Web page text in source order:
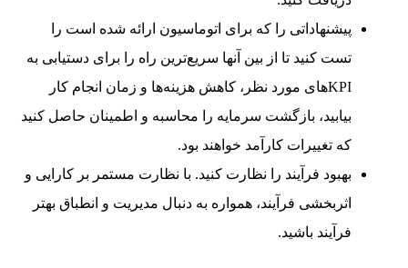
پیشنهاداتی را که برای اتوماسیون ارائه شده است را
تست کنید تا از بین آنها سریع‌ترین راه را برای دستیابی به
KPIهای مورد نظر، کاهش هزینه‌ها و زمان انجام کار
بیابید، بازگشت سرمایه را محاسبه و اطمینان حاصل کنید
که تغییرات کارآمد خواهند بود.
بهبود فرآیند را نظارت کنید. با نظارت مستمر بر کارایی و
اثربخشی فرآیند، همواره به دنبال مدیریت و انطباق بهتر
فرآیند باشید.